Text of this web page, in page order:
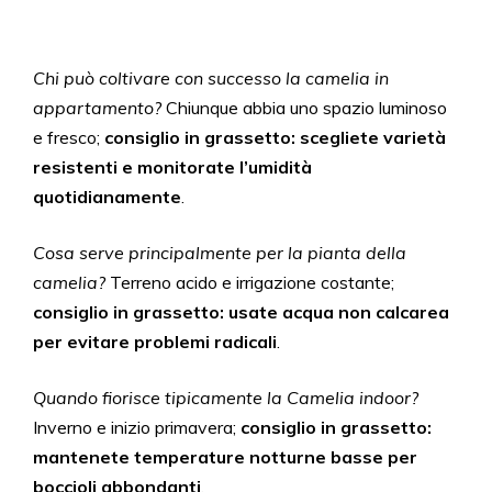
Chi può coltivare con successo la camelia in
appartamento?Chiunque abbia uno spazio luminoso
e fresco; consiglio in grassetto: scegliete varietà
resistenti e monitorate l’umidità
quotidianamente.
Cosa serve principalmente per la pianta della
camelia?Terreno acido e irrigazione costante;
consiglio in grassetto: usate acqua non calcarea
per evitare problemi radicali.
Quando fiorisce tipicamente la Camelia indoor?
Inverno e inizio primavera; consiglio in grassetto:
mantenete temperature notturne basse per
boccioli abbondanti